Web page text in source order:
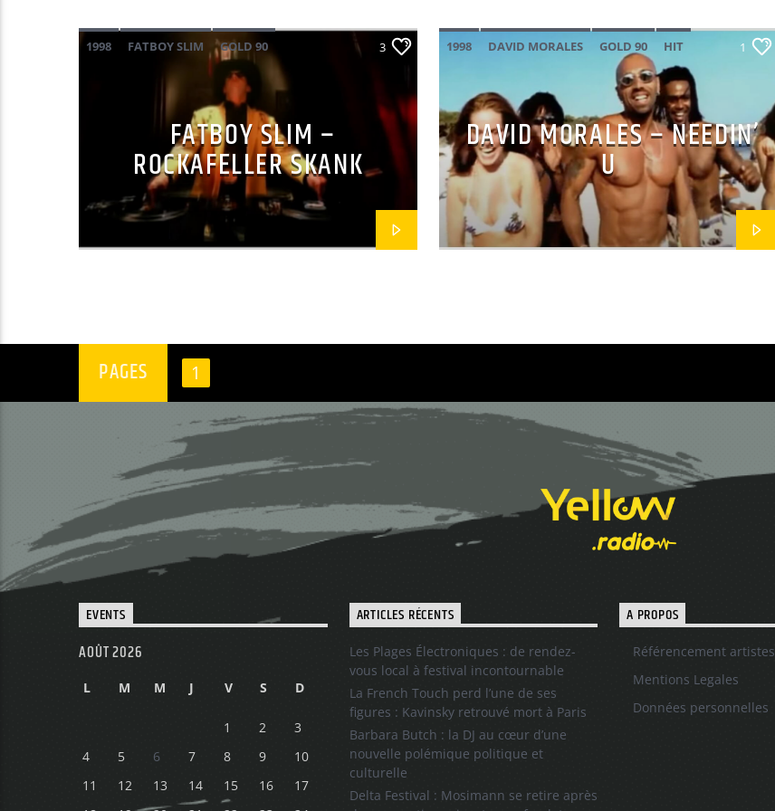
1998 FATBOY SLIM
GOLD 90
TOUQUET MUSIC BEACH 2025
3
FATBOY SLIM –
ROCKAFELLER SKANK
1998 DAVID MORALES GOLD 90 HIT 1
DAVID MORALES – NEEDIN’
U
PAGES 1
EVENTS
AOÛT 2026
L M M J V S D
1 2
3
4
5 6 7 8 9
10
11
12 13 14 15 16
17
ARTICLES RÉCENTS
Les Plages Électroniques : de rendez-
vous local à festival incontournable
La French Touch perd l’une de ses
figures : Kavinsky retrouvé mort à Paris
Barbara Butch : la DJ au cœur d’une
nouvelle polémique politique et
culturelle
Delta Festival : Mosimann se retire après
A PROPOS
Référencement artistes
Mentions Legales
Données personnelles